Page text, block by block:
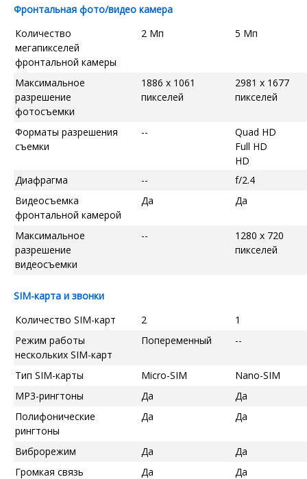
Фронтальная фото/видео камера
Количество
мегапикселей
фронтальной камеры
2 Мп 5 Мп
Максимальное
разрешение
фотосъемки
1886 x 1061
пикселей
2981 x 1677
пикселей
Форматы разрешения
съемки
--
Quad HD
Full HD
HD
Диафрагма
--
f/2.4
Видеосъемка
фронтальной камерой
Да Да
Максимальное
разрешение
видеосъемки
--
1280 x 720
пикселей
SIM-карта и звонки
Количество SIM-карт
2
1
Режим работы
нескольких SIM-карт
Попеременный --
Тип SIM-карты Micro-SIM
Nano-SIM
MP3-рингтоны
Да
Да
Полифонические
рингтоны
Да Да
Виброрежим Да
Да
Громкая связь
Да
Да